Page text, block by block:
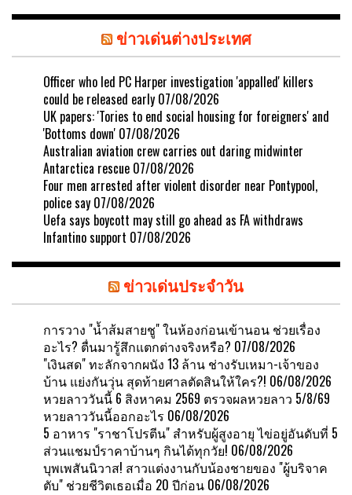
ข่าวเด่นต่างประเทศ
Officer who led PC Harper investigation 'appalled' killers
could be released early 07/08/2026
UK papers: 'Tories to end social housing for foreigners' and
'Bottoms down' 07/08/2026
Australian aviation crew carries out daring midwinter
Antarctica rescue 07/08/2026
Four men arrested after violent disorder near Pontypool,
police say 07/08/2026
Uefa says boycott may still go ahead as FA withdraws
Infantino support 07/08/2026
ข่าวเด่นประจำวัน
การวาง "น้ำส้มสายชู" ในห้องก่อนเข้านอน ช่วยเรื่อง
อะไร? ตื่นมารู้สึกแตกต่างจริงหรือ? 07/08/2026
"เงินสด" ทะลักจากผนัง 13 ล้าน ช่างรับเหมา-เจ้าของ
บ้าน แย่งกันวุ่น สุดท้ายศาลตัดสินให้ใคร?! 06/08/2026
หวยลาววันนี้ 6 สิงหาคม 2569 ตรวจผลหวยลาว 5/8/69
หวยลาววันนี้ออกอะไร 06/08/2026
5 อาหาร "ราชาโปรตีน" สำหรับผู้สูงอายุ ไข่อยู่อันดับที่ 5
ส่วนแชมป์ราคาบ้านๆ กินได้ทุกวัย! 06/08/2026
บุพเพสันนิวาส! สาวแต่งงานกับน้องชายของ "ผู้บริจาค
ตับ" ช่วยชีวิตเธอเมื่อ 20 ปีก่อน 06/08/2026